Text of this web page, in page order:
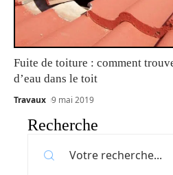
Fuite de toiture : comment
d’eau dans le toit
Travaux 9 mai 2019
Recherche